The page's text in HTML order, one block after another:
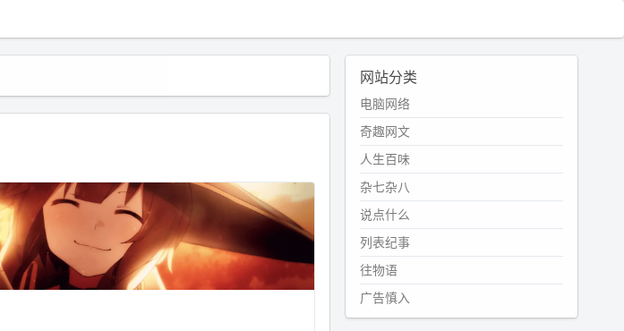
网站分类
电脑网络
奇趣网文
人生百味
杂七杂八
说点什么
列表纪事
往物语
广告慎入